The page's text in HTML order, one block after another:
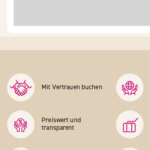
Mit Vertrauen buchen
Preiswert und
transparent